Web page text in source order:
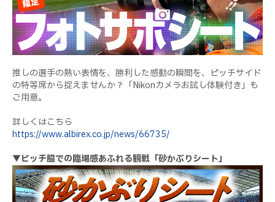
推しの選手の熱い表情を、勝利した感動の瞬間を、ピッチサイド
の特等席から捉えませんか？「Nikonカメラお試し体験付き」も
ご用意。
詳しくはこちら
https://www.albirex.co.jp/news/66735/
▼ピッチ脇での臨場感あふれる観戦「砂かぶりシート」